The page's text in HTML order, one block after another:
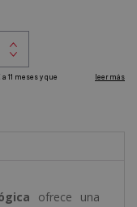
ofrece una